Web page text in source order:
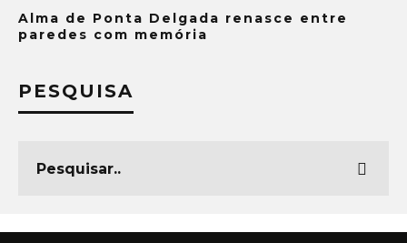
Alma de Ponta Delgada renasce entre
paredes com memória
PESQUISA